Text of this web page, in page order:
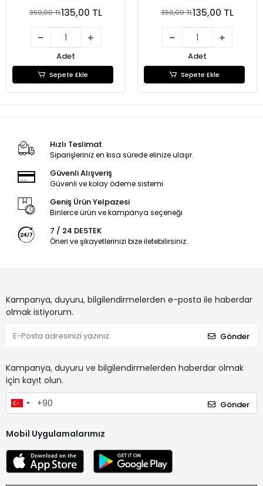
350,00 TL135,00 TL
Adet
Sepete Ekle
350,00 TL135,00 TL
Adet
Sepete Ekle
Hızlı Teslimat
Siparişleriniz en kısa sürede elinize ulaşır.
Güvenli Alışveriş
Güvenli ve kolay ödeme sistemi
Geniş Ürün Yelpazesi
Binlerce ürün ve kampanya seçeneği
7 / 24 DESTEK
Öneri ve şikayetlerinizi bize iletebilirsiniz.
Kampanya, duyuru, bilgilendirmelerden e-posta ile haberdar
olmak istiyorum.
Gönder
Kampanya, duyuru ve bilgilendirmelerden haberdar olmak
için kayıt olun.
Gönder
Mobil Uygulamalarımız